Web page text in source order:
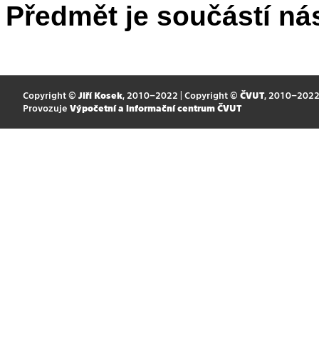
Předmět je součástí
Copyright © Jiří Kosek, 2010–2022 | Copyright © ČVUT, 2010–2022
Provozuje Výpočetní a informační centrum ČVUT